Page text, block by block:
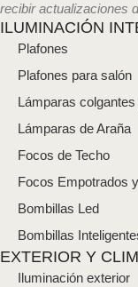
c
t
ó
n
i
o
recibir actualizaciones
ILUMINACIÓN
Plafones
Plafones para salón
Lámparas
Lámparas de Araña
Focos de Techo
Focos Empotrados
Bombillas Led
Bombillas
EXTERIOR Y
Iluminación exterior